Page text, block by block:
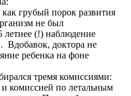
грубый порок развития
не был
летнее (!) наблюдение
Вдобавок, доктора не
ребенка на фоне
тремя комиссиями:
комиссией по летальным